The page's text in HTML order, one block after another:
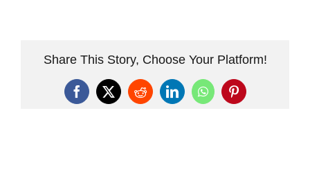
Share This Story, Choose Your Platform!